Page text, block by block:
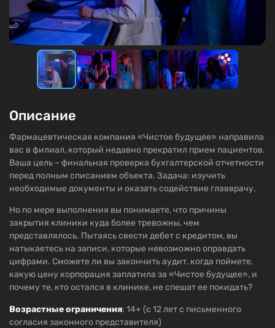
Описание
Фармацевтическая компания «Чистое будущее» направила
вас в филиал, который недавно прекратил прием пациентов.
Ваша цель – финальная проверка бухгалтерской отчетности
перед полным списанием объекта. Задача: изучить
необходимые документы и оказать содействие главврачу.
Но по мере выполнения вы понимаете, что причины
закрытия клиники куда более тревожны, чем
представлялось. Пытаясь свести дебет с кредитом, вы
натыкаетесь на записи, которые невозможно оправдать
цифрами. Сможете ли вы закончить аудит, когда поймете,
какую цену корпорация заплатила за «Чистое будущее», и
почему те, кто остался в клинике, не спешат ее покидать?
Возрастные ограничения: 14+ (с 12 лет с письменного
согласия законного представителя)